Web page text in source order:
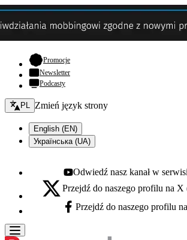
Promocje- otwiera się w nowej karcie
Newsletter
Podcasty
Zmień język - bieżący:
PL Zmień język strony
English (EN)
Українська (UA)
Youtube - otwiera się w nowej karcie
Odwiedź nasz kanał w
X - otwiera się w nowej karcie
Przejdź do naszego profilu na
Facebook - otwiera się w nowej karcie
Przejdź do naszego profilu